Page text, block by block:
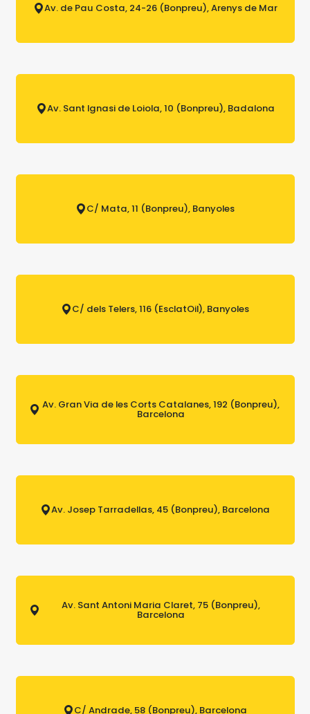
Av. de Pau Costa, 24-26 (Bonpreu), Arenys de Mar
Av. Sant Ignasi de Loiola, 10 (Bonpreu), Badalona
C/ Mata, 11 (Bonpreu), Banyoles
C/ dels Telers, 116 (EsclatOil), Banyoles
Av. Gran Via de les Corts Catalanes, 192 (Bonpreu),
Barcelona
Av. Josep Tarradellas, 45 (Bonpreu), Barcelona
Av. Sant Antoni Maria Claret, 75 (Bonpreu),
Barcelona
C/ Andrade, 58 (Bonpreu), Barcelona